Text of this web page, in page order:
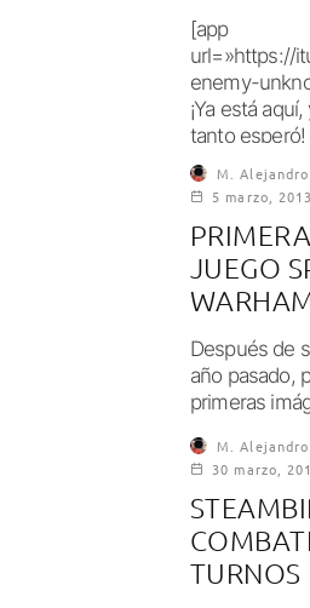
[app
url=»https://
enemy-
¡Ya está
tanto
está...
M.
5 marzo, 2013
JUEGO
Después de
año pasado,
primeras
M.
30 marzo,
TURNOS